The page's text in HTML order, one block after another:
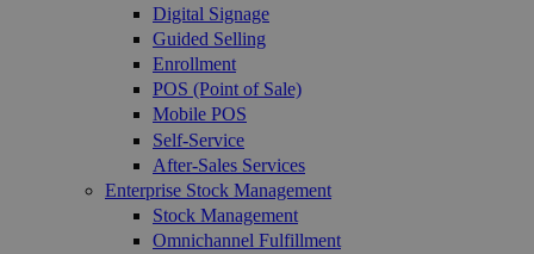
Digital Signage
Guided Selling
Enrollment
POS (Point of Sale)
Mobile POS
Self-Service
After-Sales Services
Enterprise Stock Management
Stock Management
Omnichannel Fulfillment